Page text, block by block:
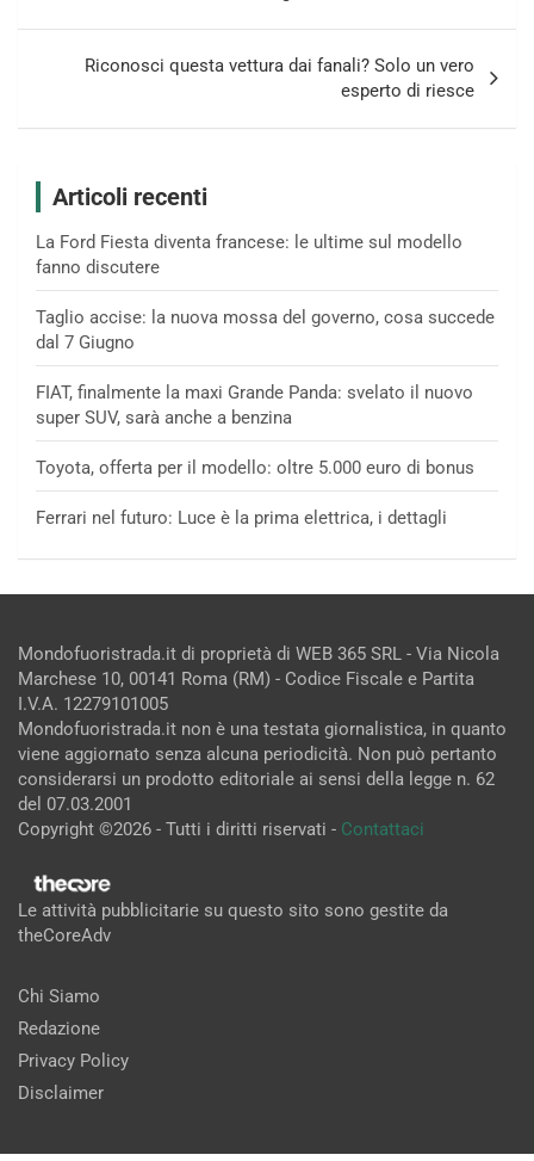
Riconosci questa vettura dai fanali? Solo un vero
esperto di riesce
Articoli recenti
La Ford Fiesta diventa francese: le ultime sul modello
fanno discutere
Taglio accise: la nuova mossa del governo, cosa succede
dal 7 Giugno
FIAT, finalmente la maxi Grande Panda: svelato il nuovo
super SUV, sarà anche a benzina
Toyota, offerta per il modello: oltre 5.000 euro di bonus
Ferrari nel futuro: Luce è la prima elettrica, i dettagli
Mondofuoristrada.it di proprietà di WEB 365 SRL - Via Nicola
Marchese 10, 00141 Roma (RM) - Codice Fiscale e Partita
I.V.A. 12279101005
Mondofuoristrada.it non è una testata giornalistica, in quanto
viene aggiornato senza alcuna periodicità. Non può pertanto
considerarsi un prodotto editoriale ai sensi della legge n. 62
del 07.03.2001
Copyright ©2026 - Tutti i diritti riservati - Contattaci
Le attività pubblicitarie su questo sito sono gestite da
theCoreAdv
Chi Siamo
Redazione
Privacy Policy
Disclaimer